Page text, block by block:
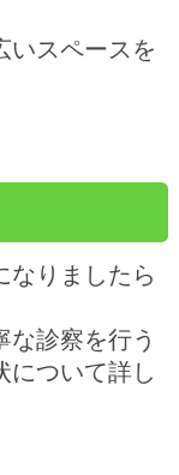
いスペースを
なりましたら
な診察を行う
について詳し